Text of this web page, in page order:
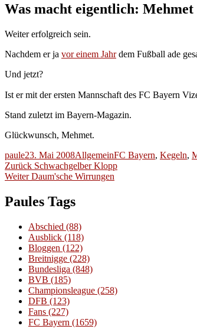
Was macht eigentlich: Mehmet
Weiter erfolgreich sein.
Nachdem er ja vor einem Jahrdem Fußball ade
Und jetzt?
Ist er mit der ersten Mannschaft des FC Bayern
Stand zuletzt im Bayern-Magazin.
Glückwunsch, Mehmet.
Autor
pauleVeröffentlicht
am
23. Mai 2008Kategorien
AllgemeinSchlagwörter
FC Bayern, Kegeln,
Beitragsnavigation
Zurück Vorheriger
Beitrag:
Schwachgelber Klopp
Weiter Nächster
Daum'sche Wirrungen
Paules Tags
Abschied (88)
Ausblick (118)
Bloggen (122)
Breitnigge (228)
Bundesliga (848)
BVB (185)
Championsleague (258)
DFB (123)
Fans (227)
FC Bayern (1659)